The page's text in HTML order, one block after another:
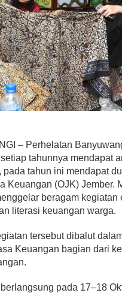
– Perhelatan
tahunnya mendapat
pada tahun ini mendapat
Keuangan (OJK) Jember.
beragam kegiatan
literasi keuangan warga.
tersebut dibalut
Keuangan bagian dari
pada 17–18